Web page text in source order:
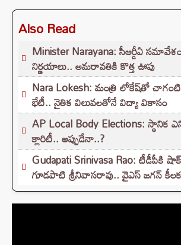
Also Read
Minister Narayana: సీఆర్డీఏ
నిర్ణయాలు.. అమరావతికి కొత్త ఊపు
Nara Lokesh: మంత్రి లోకేష్‌తో
భేటీ.. నైతిక విలువలతోనే విద్యా వికాసం
AP Local Body Elections: స్థానిక
క్లారిటీ.. అప్పుడేనా..?
Gudapati Srinivasa Rao: టీడీపీకి
గూడపాటి శ్రీనివాసరావు.. వైఎస్‌ జగన్‌ కీలక